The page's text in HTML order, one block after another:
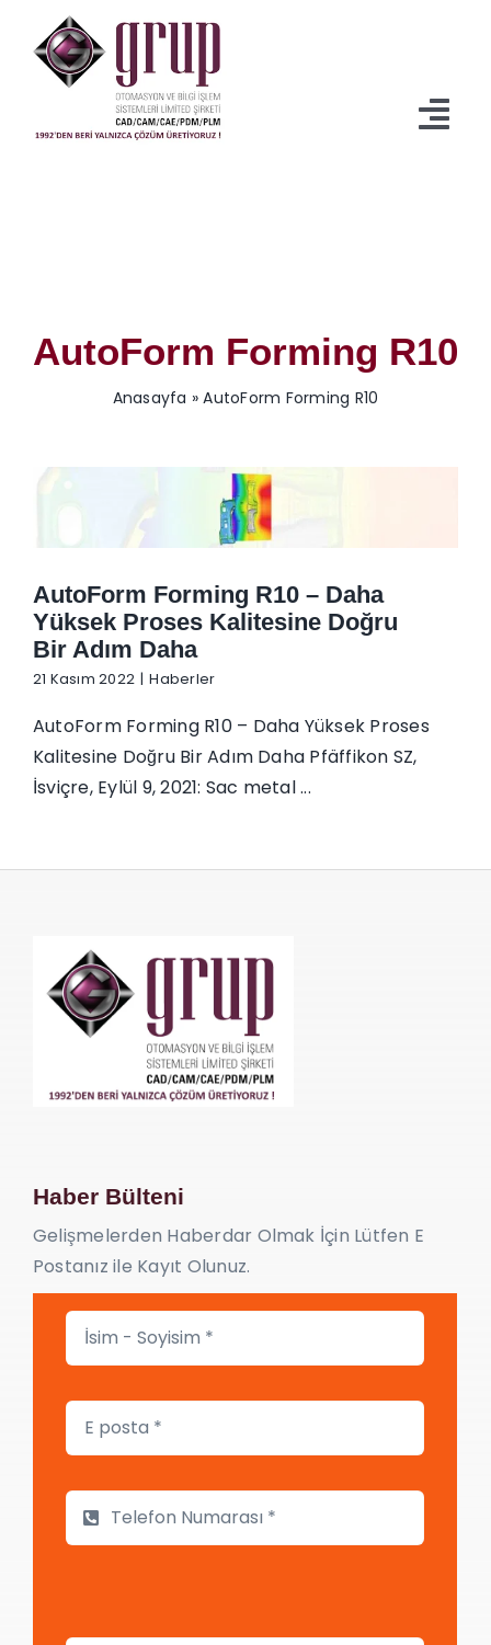
İndirmeler
Blog
İletişim
AutoForm Forming R10
Anasayfa »AutoForm Forming R10
AutoForm Forming R10 – Daha
Yüksek Proses Kalitesine Doğru
Bir Adım Daha
21 Kasım 2022 | Haberler
AutoForm Forming R10 – Daha Yüksek Proses
Kalitesine Doğru Bir Adım Daha Pfäffikon SZ,
İsviçre, Eylül 9, 2021: Sac metal ...
Haber Bülteni
Gelişmelerden Haberdar Olmak İçin Lütfen E
Postanız ile Kayıt Olunuz.